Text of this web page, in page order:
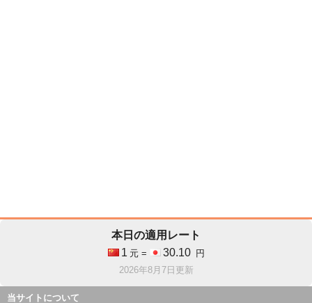
本日の適用レート
1 元 = 30.10
円
2026年8月7日更新
当サイトについて